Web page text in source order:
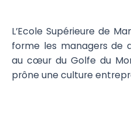
L’Ecole Supérieure de
forme les managers de
au cœur du Golfe du
prône une culture